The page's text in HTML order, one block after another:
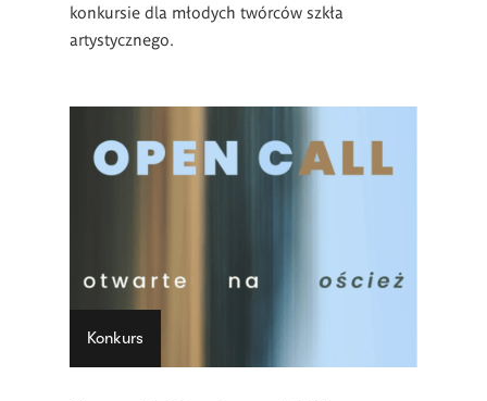
konkursie dla młodych twórców szkła
artystycznego.
Konkurs